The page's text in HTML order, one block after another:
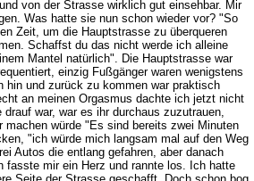
von der Strasse wirklich gut einsehbar. Mir
Was hatte sie nun schon wieder vor? "So
Zeit, um die Hauptstrasse zu überqueren
Schaffst du das nicht werde ich alleine
Mantel natürlich". Die Hauptstrasse war
einzig Fußgänger waren wenigstens
hin und zurück zu kommen war praktisch
an meinen Orgasmus dachte ich jetzt nicht
war, war es ihr durchaus zuzutrauen,
machen würde "Es sind bereits zwei Minuten
"ich würde mich langsam mal auf den Weg
Autos die entlang gefahren, aber danach
fasste mir ein Herz und rannte los. Ich hatte